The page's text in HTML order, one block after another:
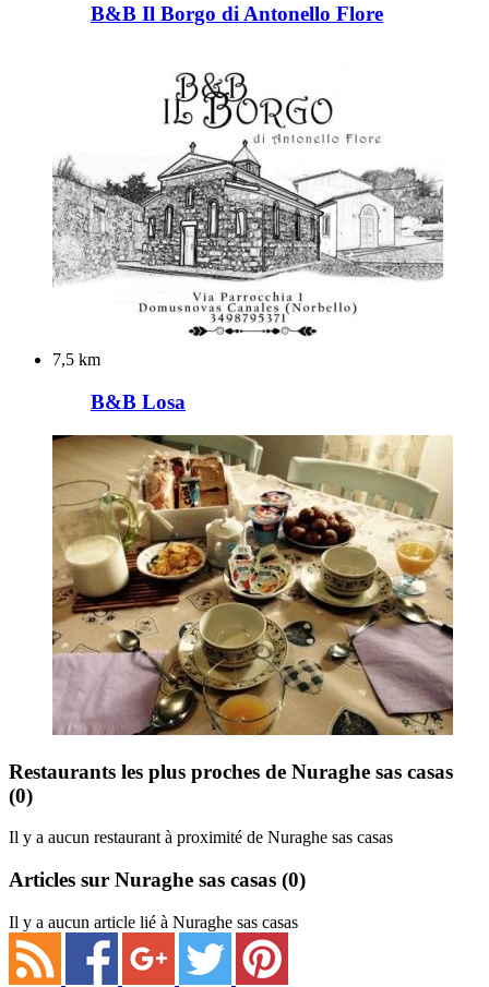
B&B Il Borgo di Antonello Flore
7,5 km
B&B Losa
Restaurants les plus proches de Nuraghe sas casas
(0)
Il y a aucun restaurant à proximité de Nuraghe sas casas
Articles sur Nuraghe sas casas (0)
Il y a aucun article lié à Nuraghe sas casas